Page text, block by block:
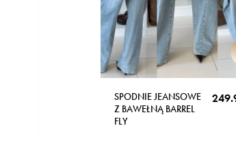
SPODNIE JEANSOWE
Z BAWEŁNĄ BARREL
FLY